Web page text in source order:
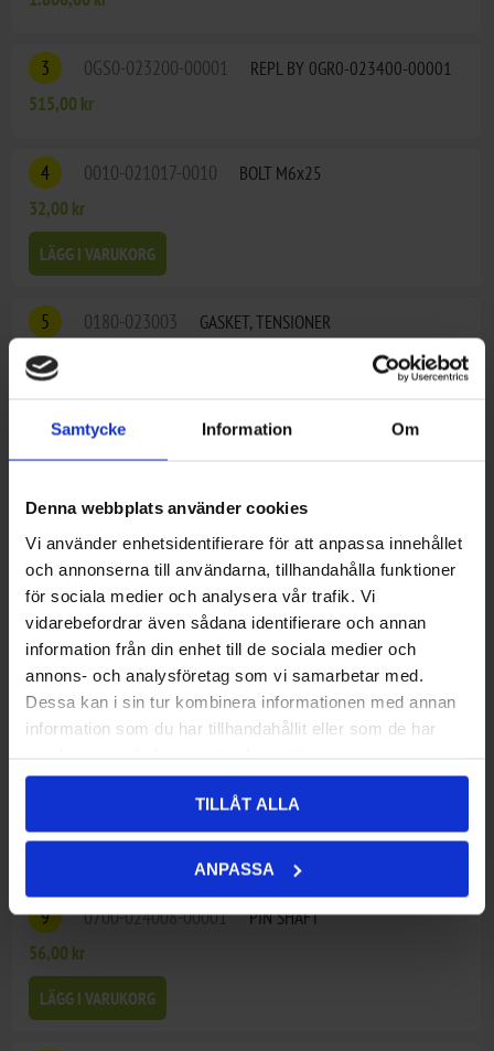
Samtycke Information Om
Denna webbplats använder cookies
Vi använder enhetsidentifierare för att anpassa innehållet
och annonserna till användarna, tillhandahålla funktioner
för sociala medier och analysera vår trafik. Vi
vidarebefordrar även sådana identifierare och annan
information från din enhet till de sociala medier och
annons- och analysföretag som vi samarbetar med.
Dessa kan i sin tur kombinera informationen med annan
information som du har tillhandahållit eller som de har
TILLÅT ALLA
ANPASSA
3 0GS0-023200-00001
REPL BY 0GR0-023400-00001
515,00 kr
4 0010-021017-0010
BOLT M6x25
32,00 kr
LÄGG I VARUKORG
5 0180-023003
GASKET, TENSIONER
32,00 kr
32,00 kr
LÄGG I VARUKORG
7 0GR0-023300
UPPERGUIDE, CHAIN
160,00 kr
LÄGG I VARUKORG
LÄGG I VARUKORG
9 0700-024008-00001
PIN SHAFT
56,00 kr
LÄGG I VARUKORG